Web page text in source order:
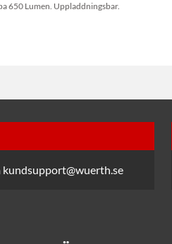
650 Lumen. Uppladdningsbar.
kundsupport@wuerth.se